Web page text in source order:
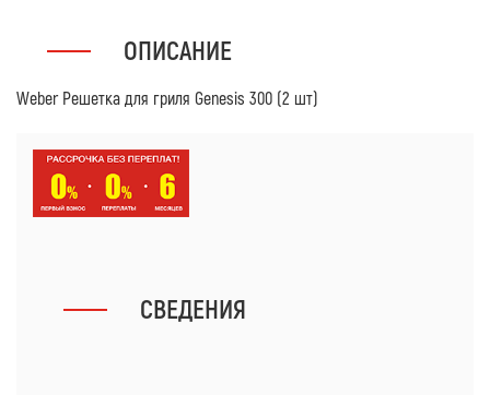
ОПИСАНИЕ
Weber Решетка для гриля Genesis 300 (2 шт)
СВЕДЕНИЯ